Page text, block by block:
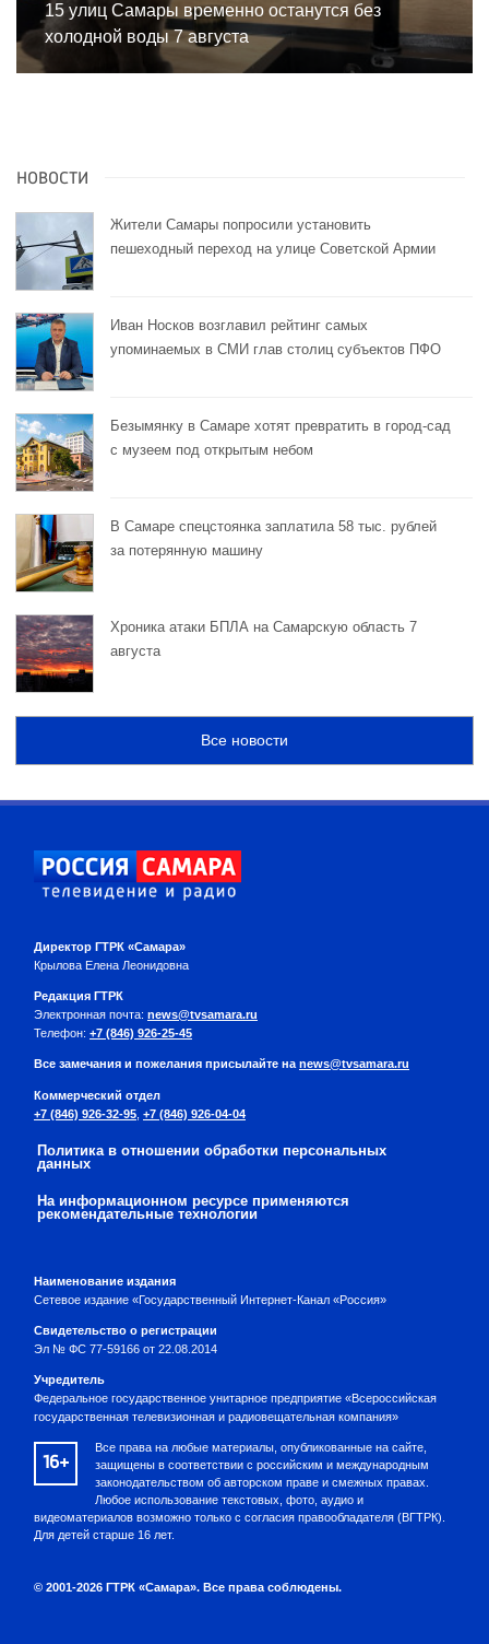
15 улиц Самары временно останутся без
холодной воды 7 августа
НОВОСТИ
Жители Самары попросили установить
пешеходный переход на улице Советской Армии
Иван Носков возглавил рейтинг самых
упоминаемых в СМИ глав столиц субъектов ПФО
Безымянку в Самаре хотят превратить в город-сад
с музеем под открытым небом
В Самаре спецстоянка заплатила 58 тыс. рублей
за потерянную машину
Хроника атаки БПЛА на Самарскую область 7
августа
Все новости
Директор ГТРК «Самара»
Крылова Елена Леонидовна
Редакция ГТРК
Электронная почта: news@tvsamara.ru
Телефон: +7 (846) 926-25-45
Все замечания и пожелания присылайте на news@tvsamara.ru
Коммерческий отдел
+7 (846) 926-32-95 +7 (846) 926-04-04
Политика в отношении обработки персональных
данных
На информационном ресурсе применяются
рекомендательные технологии
Наименование издания
Сетевое издание «Государственный Интернет-Канал «Россия»
Свидетельство о регистрации
Эл № ФС 77-59166 от 22.08.2014
Учредитель
Федеральное государственное унитарное предприятие «Всероссийская
государственная телевизионная и радиовещательная компания»
16+
Все права на любые материалы, опубликованные на сайте,
защищены в соответствии с российским и международным
законодательством об авторском праве и смежных правах.
Любое использование текстовых, фото, аудио и
видеоматериалов возможно только с согласия правообладателя (ВГТРК).
Для детей старше 16 лет.
© 2001-2026 ГТРК «Самара». Все права соблюдены.